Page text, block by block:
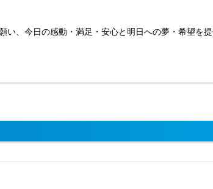
い、今日の感動・満足・安心と明日への夢・希望を